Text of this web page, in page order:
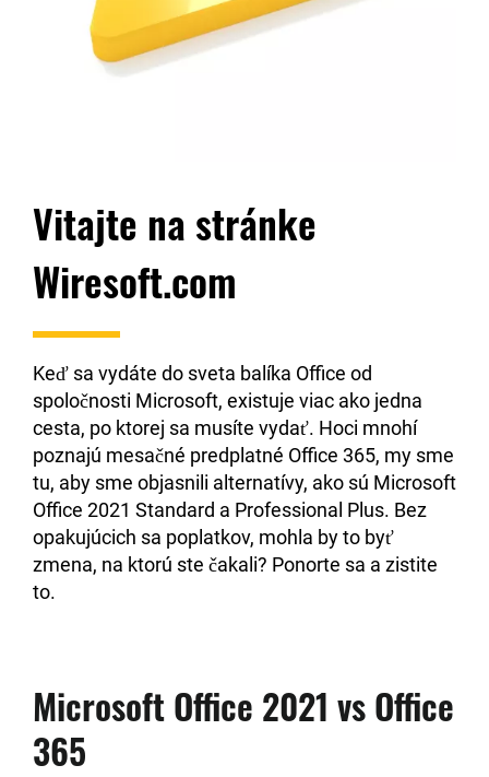
Vitajte na stránke
Wiresoft.com
Keď sa vydáte do sveta balíka Office od
spoločnosti Microsoft, existuje viac ako jedna
cesta, po ktorej sa musíte vydať. Hoci mnohí
poznajú mesačné predplatné Office 365, my sme
tu, aby sme objasnili alternatívy, ako sú Microsoft
Office 2021 Standard a Professional Plus. Bez
opakujúcich sa poplatkov, mohla by to byť
zmena, na ktorú ste čakali? Ponorte sa a zistite
to.
Microsoft Office 2021 vs Office
365